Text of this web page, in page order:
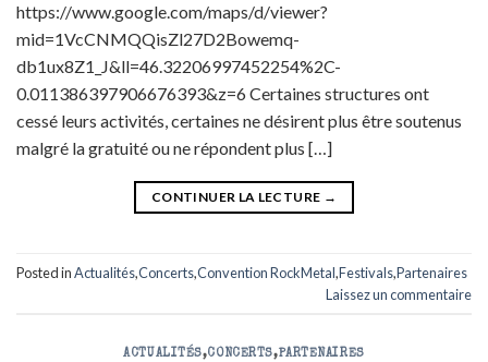
https://www.google.com/maps/d/viewer?
mid=1VcCNMQQisZl27D2Bowemq-
db1ux8Z1_J&ll=46.32206997452254%2C-
0.011386397906676393&z=6 Certaines structures ont
cessé leurs activités, certaines ne désirent plus être soutenus
malgré la gratuité ou ne répondent plus […]
CONTINUER LA LECTURE →
Posted inActualités,Concerts,Convention RockMetal,Festivals,Partenaires
Laissez un commentaire
ACTUALITÉS,CONCERTS,PARTENAIRES